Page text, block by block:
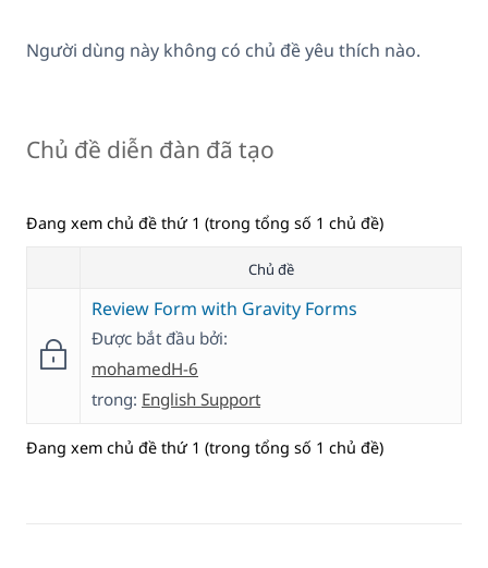
Người dùng này không có chủ đề yêu thích nào.
Chủ đề diễn đàn đã tạo
Đang xem chủ đề thứ 1 (trong tổng số 1 chủ đề)
Chủ đề
Review Form with Gravity Forms
Được bắt đầu bởi:
mohamedH-6
trong: English Support
Đang xem chủ đề thứ 1 (trong tổng số 1 chủ đề)